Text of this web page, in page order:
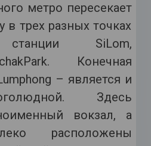
метро пересекает
в трех разных точках
SiLom,
Конечная
– является и
Здесь
вокзал, а
расположены